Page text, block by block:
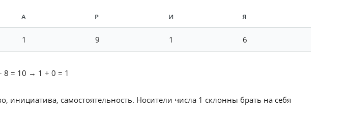
А Р И Я
1 9 1 6
8 = 10 → 1 + 0 = 1
инициатива, самостоятельность. Носители числа 1 склонны брать на себя